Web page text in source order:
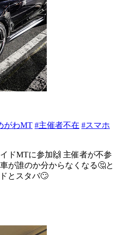
がわMT #主催者不在 #スマホ
ドMTに参加🙌 主催者が不参
が誰のか分からなくなる🤔と
とスタバ🙄